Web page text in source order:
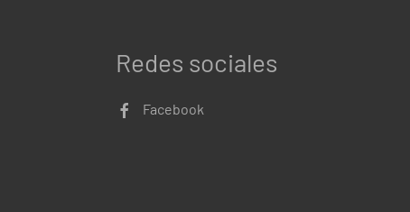
Redes sociales
Facebook